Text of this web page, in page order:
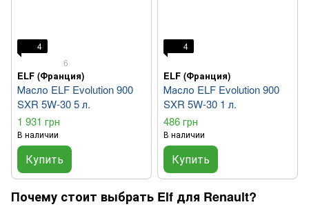
4
6
ELF (Франция)
Масло ELF Evolution 900
SXR 5W-30 5 л.
1 931 грн
В наличии
Купить
4
ELF (Франция)
Масло ELF Evolution 900
SXR 5W-30 1 л.
486 грн
В наличии
Купить
Почему стоит выбрать Elf для Renault?